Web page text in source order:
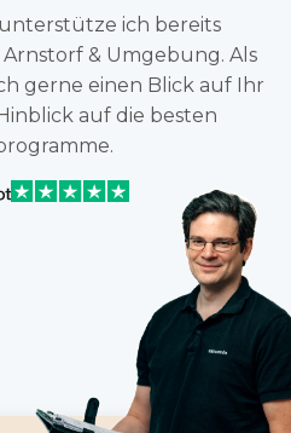
ich bereits
& Umgebung. Als
gerne einen Blick auf Ihr
auf die besten